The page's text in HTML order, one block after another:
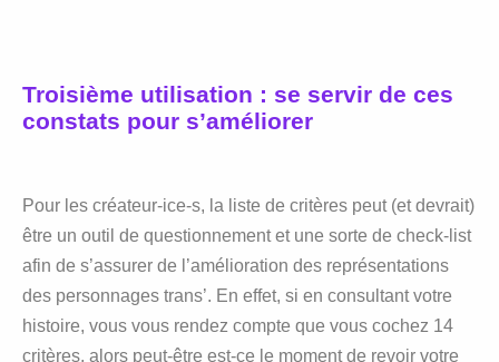
Troisième utilisation : se servir de ces
constats pour s’améliorer
Pour les créateur-ice-s, la liste de critères peut (et devrait)
être un outil de questionnement et une sorte de check-list
afin de s’assurer de l’amélioration des représentations
des personnages trans’. En effet, si en consultant votre
histoire, vous vous rendez compte que vous cochez 14
critères, alors peut-être est-ce le moment de revoir votre